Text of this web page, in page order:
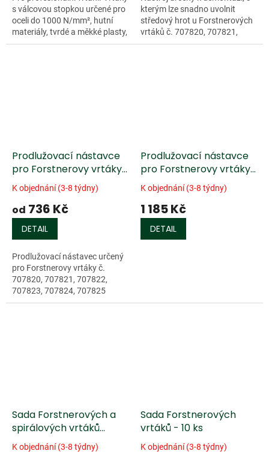
s válcovou stopkou určené pro
oceli do 1000 N/mm², hutní
materiály, tvrdé a měkké plasty,
neželezné kovy a dřevo. S
kterým lze snadno uvolnit
středový hrot u Forstnerových
vrtáků č. 707820, 707821,
707822, 707823,...
Prodlužovací nástavce
pro Forstnerovy vrtáky
Fisch®
K objednání (3-8 týdny)
od 736 Kč
DETAIL
Prodlužovací nástavec určený
pro Forstnerovy vrtáky č.
707820, 707821, 707822,
707823, 707824, 707825
Prodlužovací nástavce
pro Forstnerovy vrtáky
Fisch® Multi-Spur
K objednání (3-8 týdny)
1 185 Kč
DETAIL
Sada Forstnerových a
spirálových vrtáků
Fisch® - 11 ks
K objednání (3-8 týdny)
Sada Forstnerových
vrtáků - 10 ks
K objednání (3-8 týdny)